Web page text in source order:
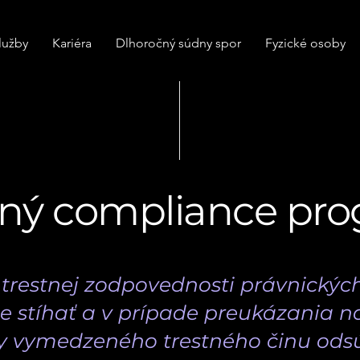
Kariéra Dlhoročný súdny spor Fyzické osoby
compliance
zodpovednosti
stíhať a v prípade preukázania
vymedzeného trestného činu